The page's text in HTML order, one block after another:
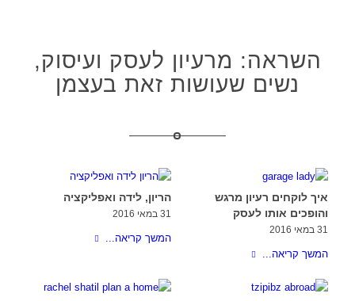
השראה: מרעיון לעסק ועיסוק,
נשים שעושות זאת בעצמן
הריון, לידה ואפליקציה
31 במאי 2016
המשך קריאה...
איך לוקחים רעיון מרגש
והופכים אותו לעסק
31 במאי 2016
המשך קריאה...